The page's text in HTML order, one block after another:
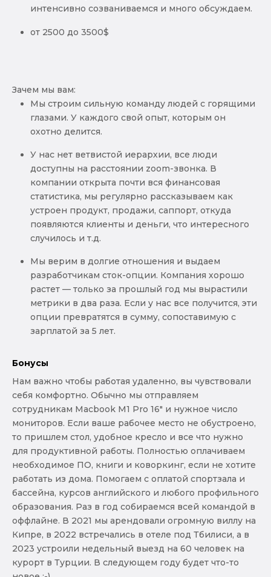
интенсивно созваниваемся и много обсуждаем.
от 2500 до 3500$
Зачем мы вам:
Мы строим сильную команду людей с горящими
глазами. У каждого свой опыт, которым он
охотно делится.
У нас нет ветвистой иерархии, все люди
доступны на расстоянии zoom-звонка. В
компании открыта почти вся финансовая
статистика, мы регулярно рассказываем как
устроен продукт, продажи, саппорт, откуда
появляются клиенты и деньги, что интересного
случилось и т.д.
Мы верим в долгие отношения и выдаем
разработчикам сток-опции. Компания хорошо
растет — только за прошлый год мы вырастили
метрики в два раза. Если у нас все получится, эти
опции превратятся в сумму, сопоставимую с
зарплатой за 5 лет.
Бонусы
Нам важно чтобы работая удаленно, вы чувствовали
себя комфортно. Обычно мы отправляем
сотрудникам Macbook M1 Pro 16" и нужное число
мониторов. Если ваше рабочее место не обустроено,
то пришлем стол, удобное кресло и все что нужно
для продуктивной работы. Полностью оплачиваем
необходимое ПО, книги и коворкинг, если не хотите
работать из дома. Помогаем с оплатой спортзала и
бассейна, курсов английского и любого профильного
образования. Раз в год собираемся всей командой в
оффлайне. В 2021 мы арендовали огромную виллу на
Кипре, в 2022 встречались в отеле под Тбилиси, а в
2023 устроили недельный выезд на 60 человек на
курорт в Турции. В следующем году будет что-то